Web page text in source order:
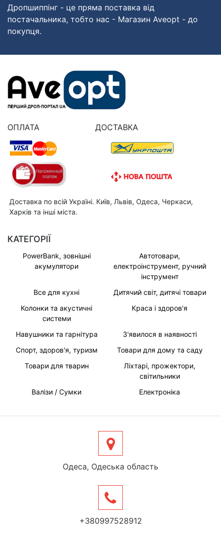
Дропшиппінг - це пряма поставка від
постачальника, тобто нас - Магазин Aveopt - до
покупця.
ОПЛАТА ДОСТАВКА
Доставка по всій Україні. Київ, Львів, Одеса, Черкаси,
Харків та інші міста.
КАТЕГОРІЇ
PowerBank, зовнішні
акумулятори
Автотовари,
електроінструмент, ручний
інструмент
Все для кухні
Дитячий світ, дитячі товари
Колонки та акустичні
системи
Краса і здоров'я
Навушники та гарнітура
З'явилося в наявності
Спорт, здоров'я, туризм
Товари для дому та саду
Товари для тварин
Ліхтарі, прожектори,
світильники
Валізи / Сумки
Електроніка
Одеса, Одеська область
+380997528912